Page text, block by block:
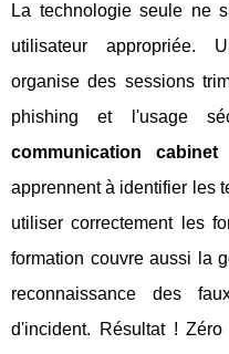
La technologie seule ne
utilisateur appropriée.
organise des sessions
phishing et l'usage
communication cabinet
apprennent à identifier les
utiliser correctement les
formation couvre aussi la
reconnaissance des
d'incident. Résultat !